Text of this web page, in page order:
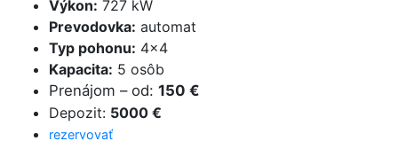
Výkon: 727 kW
Prevodovka: automat
Typ pohonu: 4×4
Kapacita: 5 osôb
Prenájom – od: 150 €
Depozit: 5000 €
rezervovať